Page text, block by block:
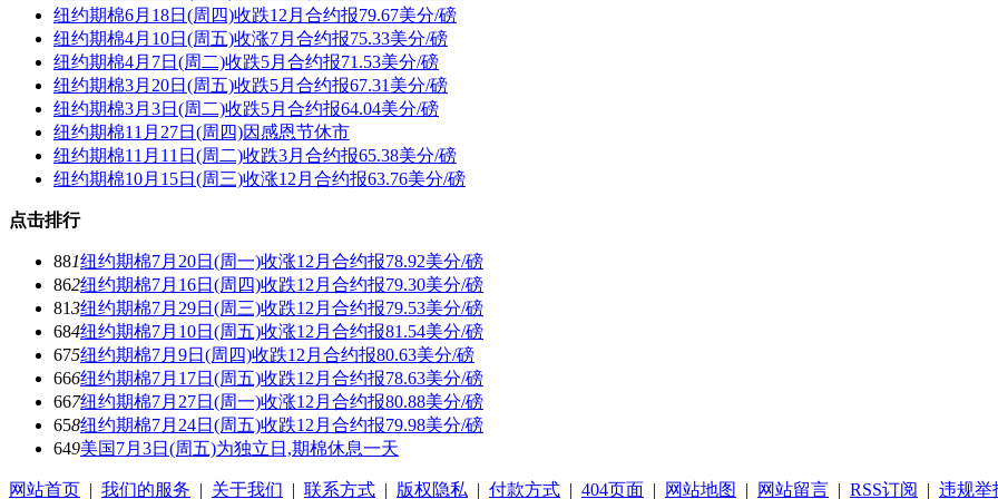
纽约期棉6月18日(周四)收跌12月合约报79.67美分/磅
纽约期棉4月10日(周五)收涨7月合约报75.33美分/磅
纽约期棉4月7日(周二)收跌5月合约报71.53美分/磅
纽约期棉3月20日(周五)收跌5月合约报67.31美分/磅
纽约期棉3月3日(周二)收跌5月合约报64.04美分/磅
纽约期棉11月27日(周四)因感恩节休市
纽约期棉11月11日(周二)收跌3月合约报65.38美分/磅
纽约期棉10月15日(周三)收涨12月合约报63.76美分/磅
点击排行
881纽约期棉7月20日(周一)收涨12月合约报78.92美分/磅
862纽约期棉7月16日(周四)收跌12月合约报79.30美分/磅
813纽约期棉7月29日(周三)收跌12月合约报79.53美分/磅
684纽约期棉7月10日(周五)收涨12月合约报81.54美分/磅
675纽约期棉7月9日(周四)收跌12月合约报80.63美分/磅
666纽约期棉7月17日(周五)收跌12月合约报78.63美分/磅
667纽约期棉7月27日(周一)收涨12月合约报80.88美分/磅
658纽约期棉7月24日(周五)收跌12月合约报79.98美分/磅
649美国7月3日(周五)为独立日,期棉休息一天
网站首页 | 我们的服务 | 关于我们 | 联系方式 | 版权隐私 | 付款方式 | 404页面 | 网站地图 | 网站留言 | RSS订阅 | 违规举